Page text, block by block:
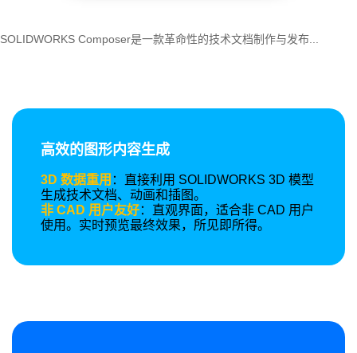
SOLIDWORKS Composer是一款革命性的技术文档制作与发布...
高效的图形内容生成
3D 数据重用 ：直接利用 SOLIDWORKS 3D 模型
生成技术文档、动画和插图。
非 CAD 用户友好：直观界面，适合非 CAD 用户
使用。实时预览最终效果，所见即所得。